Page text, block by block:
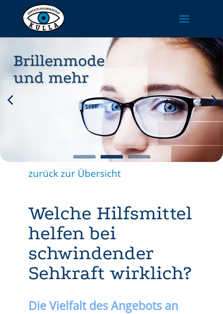
Brillenmode
und mehr
zurück zur Übersicht
Welche Hilfsmittel
helfen bei
schwindender
Sehkraft wirklich?
Die Vielfalt des Angebots an